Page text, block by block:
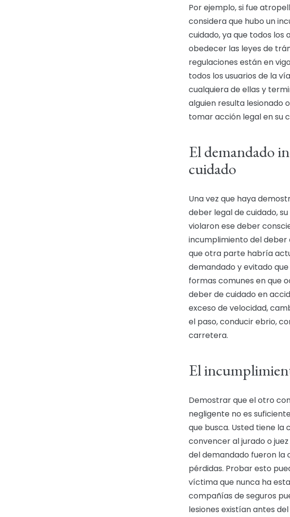
Por ejemplo, si fue
considera que hubo un
cuidado, ya que todos los
obedecer las leyes de
regulaciones están en
todos los usuarios de la
cualquiera de ellas y
alguien resulta lesionado
tomar acción legal en su
El demandado
cuidado
Una vez que haya
deber legal de cuidado,
violaron ese deber
incumplimiento del deber
que otra parte habría
demandado y evitado
formas comunes en que
deber de cuidado en
exceso de velocidad,
el paso, conducir ebrio,
carretera.
El
Demostrar que el otro
negligente no es
que busca. Usted tiene
convencer al jurado o
del demandado fueron la
pérdidas. Probar esto
víctima que nunca ha
compañías de seguros
lesiones existían antes